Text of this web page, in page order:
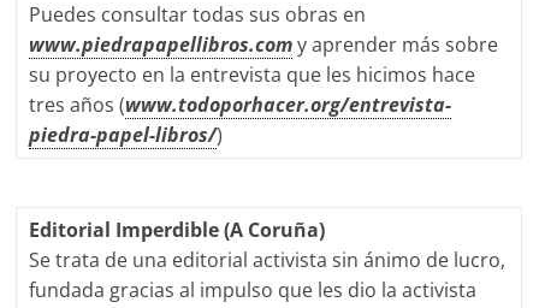
Puedes consultar todas sus obras en
www.piedrapapellibros.comy aprender más sobre
su proyecto en la entrevista que les hicimos hace
tres años (www.todoporhacer.org/entrevista-
piedra-papel-libros/)
Editorial Imperdible (A Coruña)
Se trata de una editorial activista sin ánimo de lucro,
fundada gracias al impulso que les dio la activista